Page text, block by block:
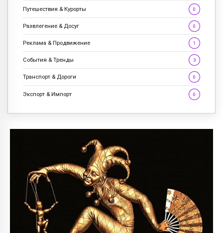
Путешествия & Курорты 0
Развлегение & Досуг 0
Реклама & Продвижение 1
События & Тренды 3
Транспорт & Дороги 0
Экспорт & Импорт 0